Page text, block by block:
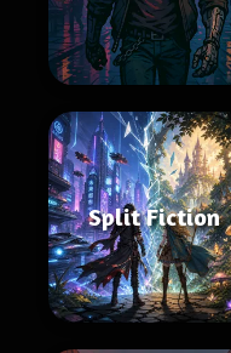
Split Fiction